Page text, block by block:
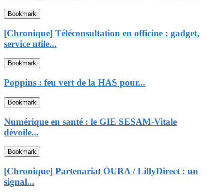
Bookmark
[Chronique] Téléconsultation en officine : gadget,
service utile...
Bookmark
Poppins : feu vert de la HAS pour...
Bookmark
Numérique en santé : le GIE SESAM-Vitale
dévoile...
Bookmark
[Chronique] Partenariat ŌURA / LillyDirect : un
signal...